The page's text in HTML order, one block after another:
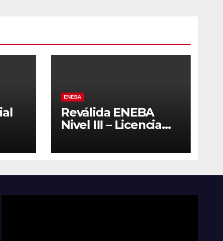
ENEBA
Reválida ENEBA
Nivel III – Licencia